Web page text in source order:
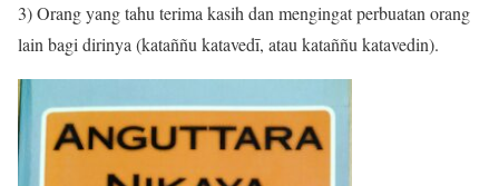
3) Orang yang tahu terima kasih dan mengingat perbuatan orang
lain bagi dirinya (kataññu katavedī, atau kataññu katavedin).